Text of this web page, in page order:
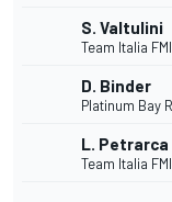
S. Valtulini
Team Italia FMI
D. Binder
Platinum Bay
L. Petrarca
Team Italia FMI